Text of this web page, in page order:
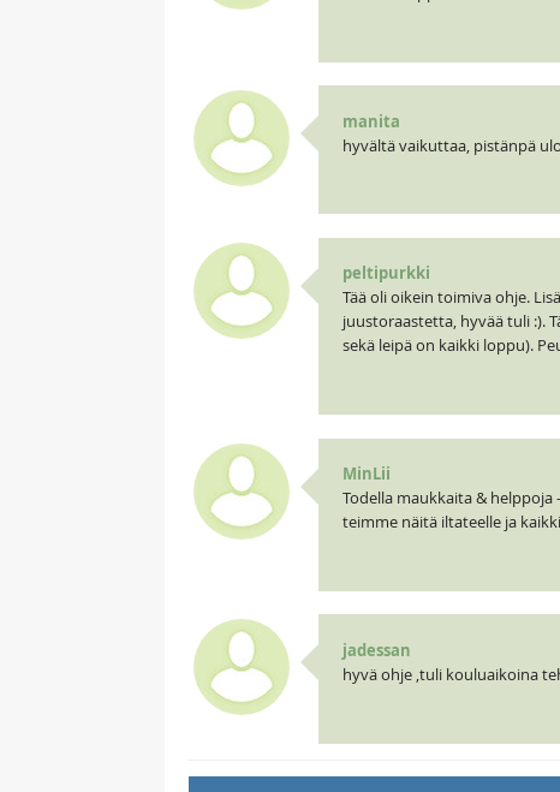
manita
hyvältä vaikuttaa, pistänpä
peltipurkki
Tää oli oikein toimiva ohje.
juustoraastetta, hyvää tuli :).
sekä leipä on kaikki loppu).
MinLii
Todella maukkaita & helppoja -
teimme näitä iltateelle ja
jadessan
hyvä ohje ,tuli kouluaikoina